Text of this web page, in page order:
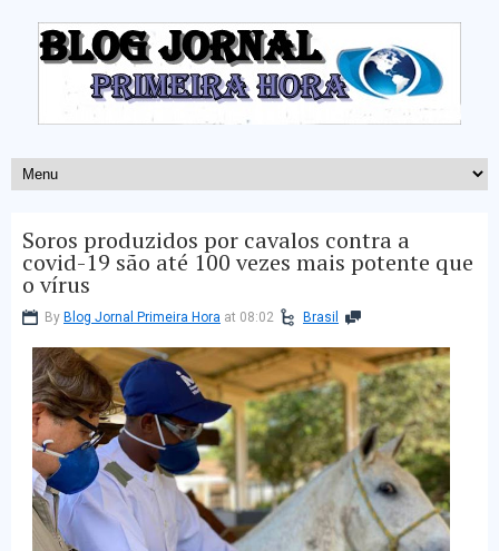
Soros produzidos por cavalos contra a
covid-19 são até 100 vezes mais potente que
o vírus
By Blog Jornal Primeira Hora at 08:02 Brasil